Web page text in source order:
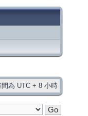
間為 UTC + 8 小時